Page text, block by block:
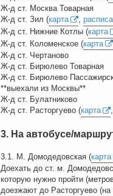
Ж-д ст. Москва Товарная
Ж-д ст. Зил (карта ,
Ж-д ст. Нижние Котлы (карта
Ж-д ст. Коломенское (карта
Ж-д ст. Чертаново
Ж-д ст. Бирюлево Товарная
Ж-д ст. Бирюлево
**выехали из Москвы**
Ж-д ст. Булатниково
Ж-д ст. Расторгуево (карта ,
3. На автобусе/
3.1. М. Домодедовская (карта
Доехать до ст. м.
которую нужно пройти
доезжают до Расторгуево